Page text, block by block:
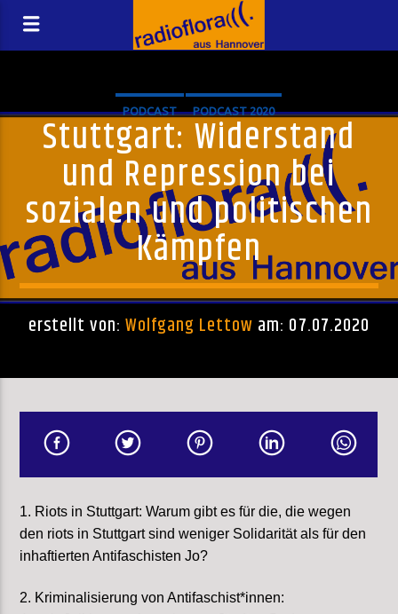
PODCAST PODCAST 2020
Stuttgart: Widerstand
und Repression bei
sozialen und politischen
Kämpfen
erstellt von: Wolfgang Lettow am: 07.07.2020
1. Riots in Stuttgart: Warum gibt es für die, die wegen
den riots in Stuttgart sind weniger Solidarität als für den
inhaftierten Antifaschisten Jo?
2. Kriminalisierung von Antifaschist*innen: